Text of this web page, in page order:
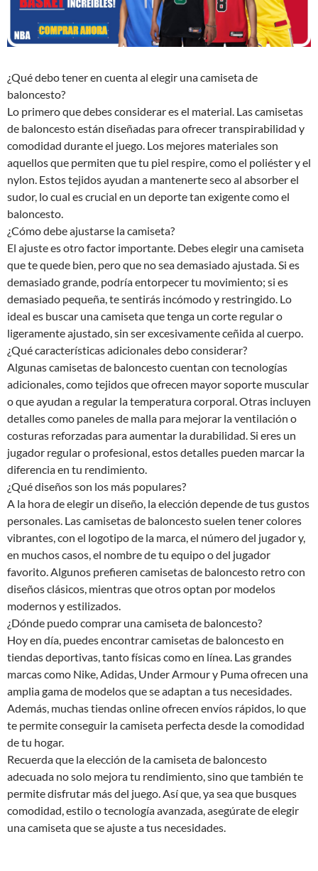
¿Qué debo tener en cuenta al elegir una camiseta de
baloncesto?
Lo primero que debes considerar es el material. Las camisetas
de baloncesto están diseñadas para ofrecer transpirabilidad y
comodidad durante el juego. Los mejores materiales son
aquellos que permiten que tu piel respire, como el poliéster y el
nylon. Estos tejidos ayudan a mantenerte seco al absorber el
sudor, lo cual es crucial en un deporte tan exigente como el
baloncesto.
¿Cómo debe ajustarse la camiseta?
El ajuste es otro factor importante. Debes elegir una camiseta
que te quede bien, pero que no sea demasiado ajustada. Si es
demasiado grande, podría entorpecer tu movimiento; si es
demasiado pequeña, te sentirás incómodo y restringido. Lo
ideal es buscar una camiseta que tenga un corte regular o
ligeramente ajustado, sin ser excesivamente ceñida al cuerpo.
¿Qué características adicionales debo considerar?
Algunas camisetas de baloncesto cuentan con tecnologías
adicionales, como tejidos que ofrecen mayor soporte muscular
o que ayudan a regular la temperatura corporal. Otras incluyen
detalles como paneles de malla para mejorar la ventilación o
costuras reforzadas para aumentar la durabilidad. Si eres un
jugador regular o profesional, estos detalles pueden marcar la
diferencia en tu rendimiento.
¿Qué diseños son los más populares?
A la hora de elegir un diseño, la elección depende de tus gustos
personales. Las camisetas de baloncesto suelen tener colores
vibrantes, con el logotipo de la marca, el número del jugador y,
en muchos casos, el nombre de tu equipo o del jugador
favorito. Algunos prefieren camisetas de baloncesto retro con
diseños clásicos, mientras que otros optan por modelos
modernos y estilizados.
¿Dónde puedo comprar una camiseta de baloncesto?
Hoy en día, puedes encontrar camisetas de baloncesto en
tiendas deportivas, tanto físicas como en línea. Las grandes
marcas como Nike, Adidas, Under Armour y Puma ofrecen una
amplia gama de modelos que se adaptan a tus necesidades.
Además, muchas tiendas online ofrecen envíos rápidos, lo que
te permite conseguir la camiseta perfecta desde la comodidad
de tu hogar.
Recuerda que la elección de la camiseta de baloncesto
adecuada no solo mejora tu rendimiento, sino que también te
permite disfrutar más del juego. Así que, ya sea que busques
comodidad, estilo o tecnología avanzada, asegúrate de elegir
una camiseta que se ajuste a tus necesidades.